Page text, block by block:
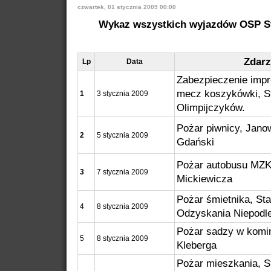
czwartek, 01 stycznia 2009 00:00
Wykaz wszystkich wyjazdów OSP
Lp Data
1 3 stycznia 2009
Zabezpieczenie
mecz koszykówki,
Olimpijczyków.
2 5 stycznia 2009
Pożar piwnicy,
Gdański
3 7 stycznia 2009
Pożar autobusu
Mickiewicza
4 8 stycznia 2009
Pożar śmietnika,
Odzyskania
5 8 stycznia 2009
Pożar sadzy w
Kleberga
Pożar mieszkania,